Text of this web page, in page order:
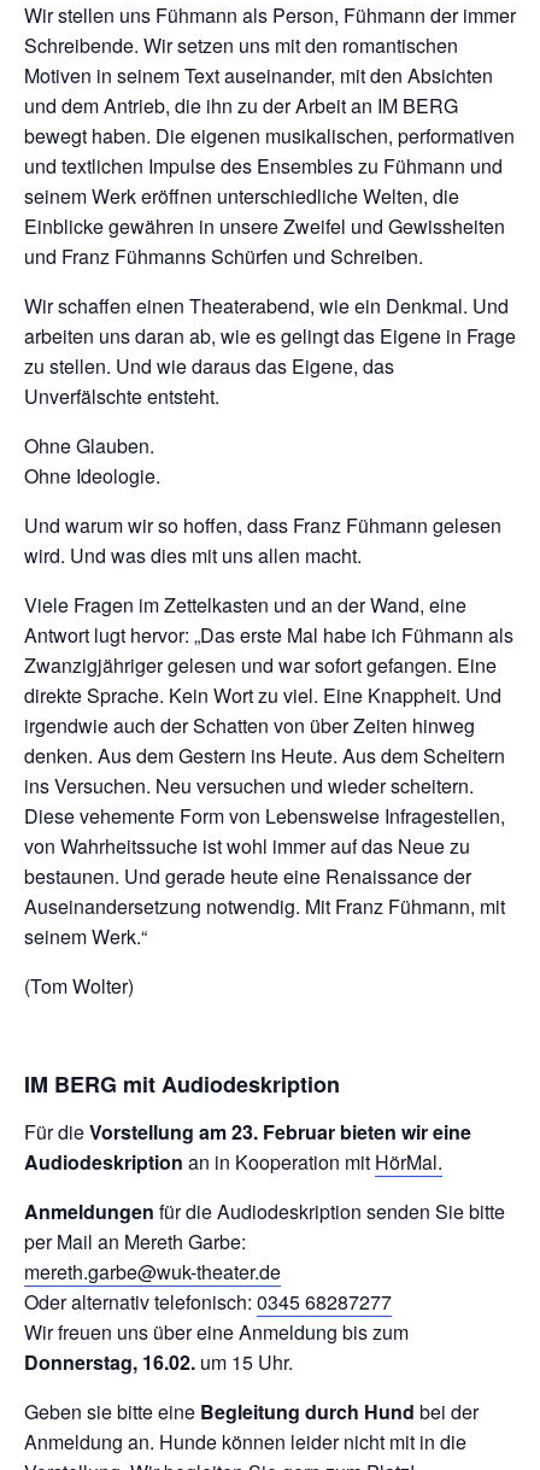
Wir stellen uns Fühmann als Person, Fühmann der immer
Schreibende. Wir setzen uns mit den romantischen
Motiven in seinem Text auseinander, mit den Absichten
und dem Antrieb, die ihn zu der Arbeit an IM BERG
bewegt haben. Die eigenen musikalischen, performativen
und textlichen Impulse des Ensembles zu Fühmann und
seinem Werk eröffnen unterschiedliche Welten, die
Einblicke gewähren in unsere Zweifel und Gewissheiten
und Franz Fühmanns Schürfen und Schreiben.
Wir schaffen einen Theaterabend, wie ein Denkmal. Und
arbeiten uns daran ab, wie es gelingt das Eigene in Frage
zu stellen. Und wie daraus das Eigene, das
Unverfälschte entsteht.
Ohne Glauben.
Ohne Ideologie.
Und warum wir so hoffen, dass Franz Fühmann gelesen
wird. Und was dies mit uns allen macht.
Viele Fragen im Zettelkasten und an der Wand, eine
Antwort lugt hervor: „Das erste Mal habe ich Fühmann als
Zwanzigjähriger gelesen und war sofort gefangen. Eine
direkte Sprache. Kein Wort zu viel. Eine Knappheit. Und
irgendwie auch der Schatten von über Zeiten hinweg
denken. Aus dem Gestern ins Heute. Aus dem Scheitern
ins Versuchen. Neu versuchen und wieder scheitern.
Diese vehemente Form von Lebensweise Infragestellen,
von Wahrheitssuche ist wohl immer auf das Neue zu
bestaunen. Und gerade heute eine Renaissance der
Auseinandersetzung notwendig. Mit Franz Fühmann, mit
seinem Werk.“
(Tom Wolter)
IM BERG mit Audiodeskription
Für dieVorstellung am 23. Februar bieten wir eine
Audiodeskription an in Kooperation mit HörMal.
Anmeldungen für die Audiodeskription senden Sie bitte
per Mail an Mereth Garbe:
mereth.garbe@wuk-theater.de
Oder alternativ telefonisch: 0345 68287277
Wir freuen uns über eine Anmeldung bis zum
Donnerstag, 16.02. um 15 Uhr.
Geben sie bitte eine Begleitung durch Hund bei der
Anmeldung an. Hunde können leider nicht mit in die